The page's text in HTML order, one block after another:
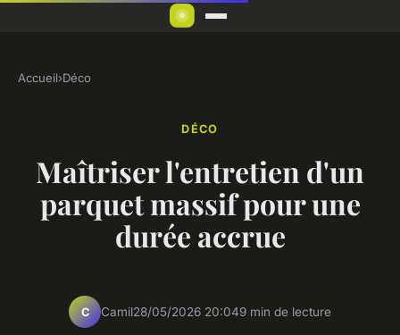
Accueil›Déco
DÉCO
Maîtriser l'entretien d'un
parquet massif pour une
durée accrue
C Camil28/05/2026 20:049 min de lecture